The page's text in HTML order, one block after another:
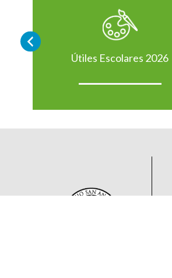
Útiles Escolares 2026